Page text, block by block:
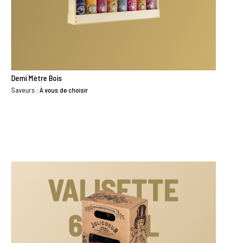
Demi Mètre Bois
Saveurs :À vous de choisir
VALISETTE
6X33CL